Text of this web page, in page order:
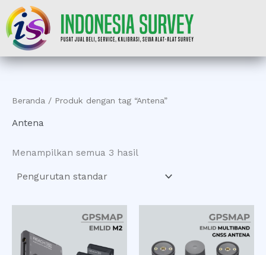
Lewati
ke
konten
Beranda / Produk dengan tag “Antena”
Antena
Menampilkan semua 3 hasil